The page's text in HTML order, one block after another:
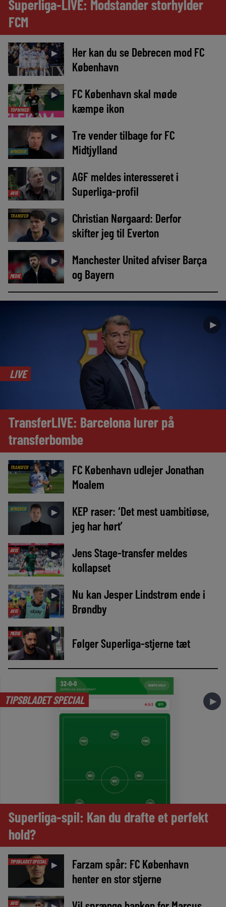
Superliga-LIVE: Modstander storhylder
FCM
►
Her kan du se Debrecen mod FC
København
TOPNYHED
►
FC København skal møde
kæmpe ikon
NYHEDER
►
Tre vender tilbage for FC
Midtjylland
AVIS
►
AGF meldes interesseret i
Superliga-profil
TRANSFER ►
Christian Nørgaard: Derfor
skifter jeg til Everton
MEDIE
►
Manchester United afviser Barça
og Bayern
►
LIVE
TransferLIVE: Barcelona lurer på
transferbombe
TRANSFER ►
FC København udlejer Jonathan
Moalem
NYHEDER ►
KEP raser: ‘Det mest uambitiøse,
jeg har hørt’
AVIS ►
Jens Stage-transfer meldes
kollapset
AVIS
►
Nu kan Jesper Lindstrøm ende i
Brøndby
MEDIE ► Følger Superliga-stjerne tæt
TIPSBLADET SPECIAL ►
Superliga-spil: Kan du drafte et perfekt
hold?
TIPSBLADET SPECIAL ►
Farzam spår: FC København
henter en stor stjerne
AVIS